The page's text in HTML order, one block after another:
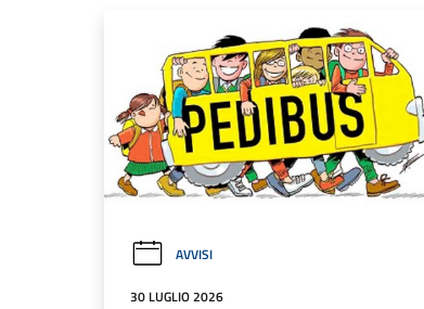
AVVISI
30 LUGLIO 2026